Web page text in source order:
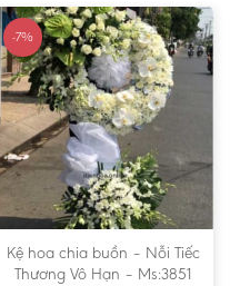
-7%
Kệ hoa chia buồn – Nỗi Tiếc
Thương Vô Hạn – Ms:3851